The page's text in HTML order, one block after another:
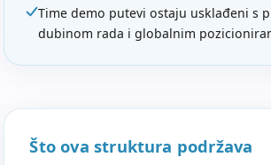
Time demo putevi ostaju usklađeni s
dubinom rada i globalnim
Što ova struktura podržava